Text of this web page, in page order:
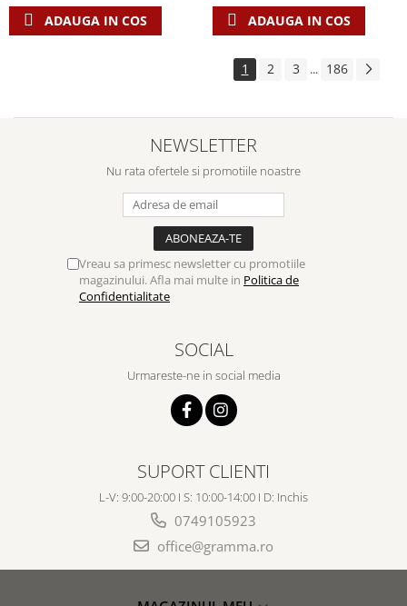
ADAUGA IN COS ADAUGA IN COS
1 2 3 ... 186
NEWSLETTER
Nu rata ofertele si promotiile noastre
Vreau sa primesc newsletter cu promotiile
magazinului. Afla mai multe in Politica de
Confidentialitate
SOCIAL
Urmareste-ne in social media
SUPORT CLIENTI
L-V: 9:00-20:00 I S: 10:00-14:00 I D: Inchis
0749105923
office@gramma.ro